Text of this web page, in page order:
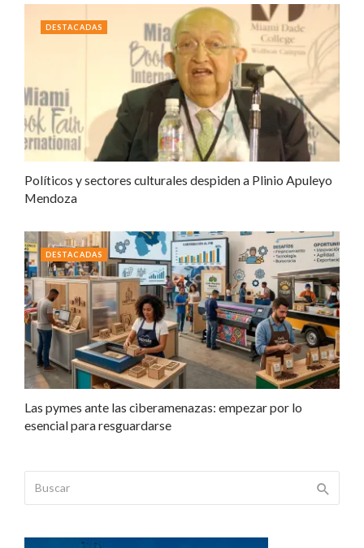
Políticos y sectores culturales despiden a Plinio Apuleyo
Mendoza
DESTACADAS
Las pymes ante las ciberamenazas: empezar por lo
esencial para resguardarse
DESTACADAS